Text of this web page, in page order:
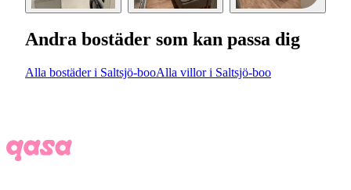
Andra bostäder som kan passa dig
Alla bostäder i Saltsjö-booAlla villor i Saltsjö-boo